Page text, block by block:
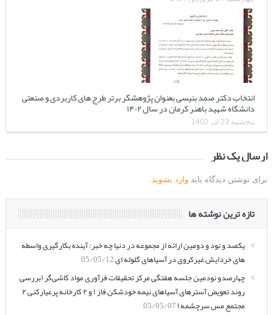
انتخاب دکتر صمد بنیسی بعنوان پژوهشگر برتر طرح های کاربردی و صنعتی
دانشگاه شهید باهنر کرمان در سال ۱۴۰۲
پنج‌شنبه 23 آذر 1402
ارسال یک نظر
برای نوشتن دیدگاه باید وارد بشوید.
تازه ترین نوشته ها
یکصد و نود و دومین ارائه از مجموعه در دنیا چه خبر: آینده بکارگیری واسطه
های خردایش غیرکروی در آسیاهای گلوله ای05/05/12
چهارصدو نودمین جلسه هفتگی مرکز تحقیقات فرآوری مواد کاشی‌گر (بررسی
روند تعویض آسترهای آسیاهای نیمه خودشکن فاز ۱ و ۲ کارخانه پرعیارکنی ۲
مجتمع مس سرچشمه)05/05/07